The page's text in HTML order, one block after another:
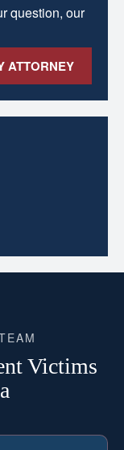
question, our
ATTORNEY
Victims